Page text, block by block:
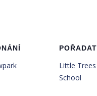
Little
School